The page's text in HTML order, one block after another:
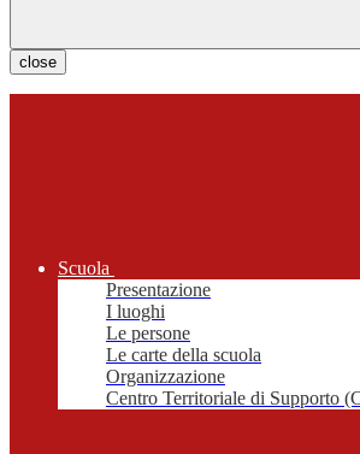
close
Scuola
Presentazione
I luoghi
Le persone
Le carte della scuola
Organizzazione
Centro Territoriale di Supporto